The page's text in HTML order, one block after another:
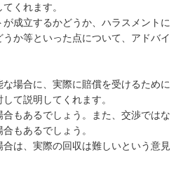
くれます。
成立するかどうか、ハラスメントに
か等といった点について、アドバイ
場合に、実際に賠償を受けるために
て説明してくれます。
もあるでしょう。また、交渉ではな
もあるでしょう。
は、実際の回収は難しいという意見